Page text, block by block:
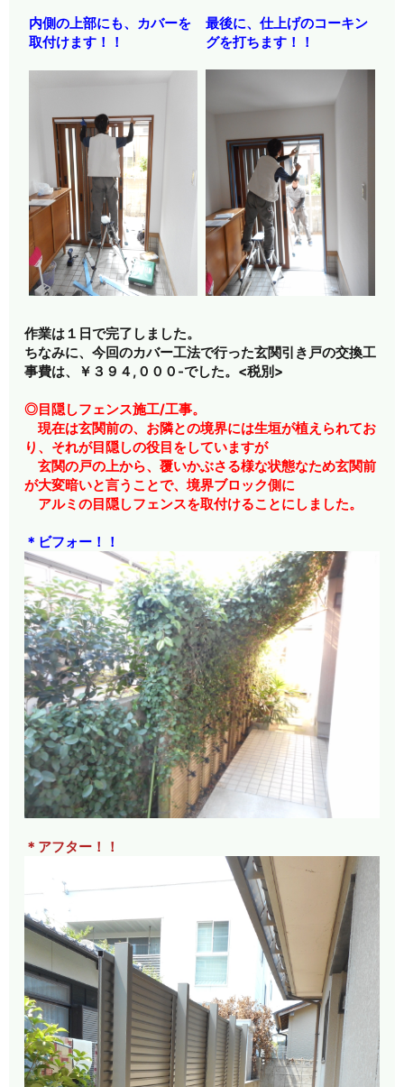
内側の上部にも、カバーを
取付けます！！
最後に、仕上げのコーキン
グを打ちます！！
作業は１日で完了しました。
ちなみに、今回のカバー工法で行った玄関引き戸の交換工
事費は、￥３９４,０００-でした。<税別>
◎目隠しフェンス施工/工事。
現在は玄関前の、お隣との境界には生垣が植えられてお
り、それが目隠しの役目をしていますが
玄関の戸の上から、覆いかぶさる様な状態なため玄関前
が大変暗いと言うことで、境界ブロック側に
アルミの目隠しフェンスを取付けることにしました。
＊ビフォー！！
＊アフター！！